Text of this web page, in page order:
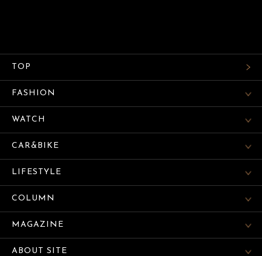
TOP
FASHION
WATCH
CAR&BIKE
LIFESTYLE
COLUMN
MAGAZINE
ABOUT SITE